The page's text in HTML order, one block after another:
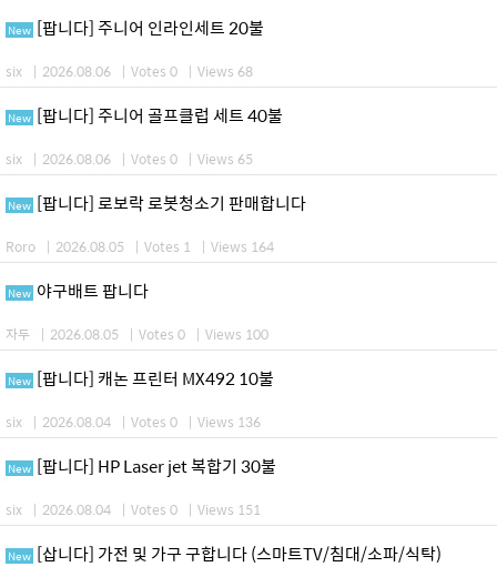
New [팝니다] 주니어 인라인세트 20불
six | 2026.08.06 | Votes 0 | Views 68
New [팝니다] 주니어 골프클럽 세트 40불
six | 2026.08.06 | Votes 0 | Views 65
New [팝니다] 로보락 로봇청소기 판매합니다
Roro | 2026.08.05 | Votes 1 | Views 164
New 야구배트 팝니다
자두 | 2026.08.05 | Votes 0 | Views 100
New [팝니다] 캐논 프린터 MX492 10불
six | 2026.08.04 | Votes 0 | Views 136
New [팝니다] HP Laser jet 복합기 30불
six | 2026.08.04 | Votes 0 | Views 151
New [삽니다] 가전 및 가구 구합니다 (스마트TV/침대/소파/식탁)